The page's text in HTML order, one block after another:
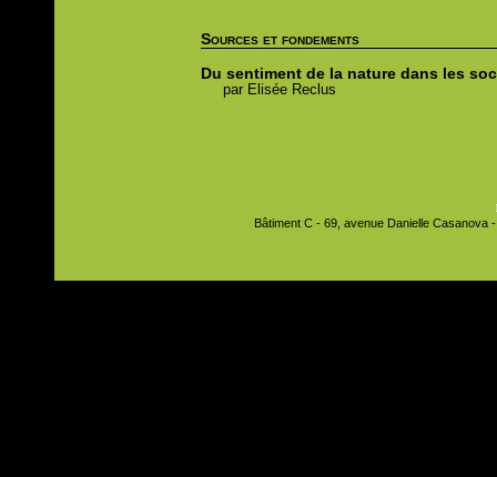
Sources et fondements
Du sentiment de la nature dans les
par Elisée Reclus
Bâtiment C - 69, avenue Danielle